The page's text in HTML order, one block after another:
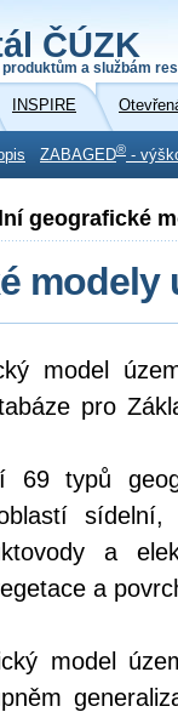
ČÚZK
a službám
INSPIRE
ZABAGED® -
geografické
modely
model
pro
typů
sídelní,
a
a
model